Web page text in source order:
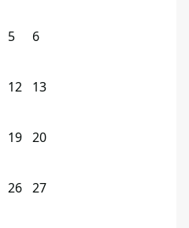
5 6
12 13
19 20
26 27